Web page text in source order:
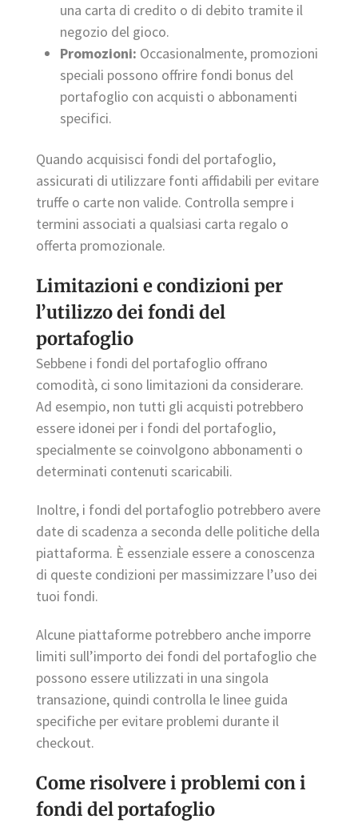
una carta di credito o di debito tramite il
negozio del gioco.
Promozioni: Occasionalmente, promozioni
speciali possono offrire fondi bonus del
portafoglio con acquisti o abbonamenti
specifici.
Quando acquisisci fondi del portafoglio,
assicurati di utilizzare fonti affidabili per evitare
truffe o carte non valide. Controlla sempre i
termini associati a qualsiasi carta regalo o
offerta promozionale.
Limitazioni e condizioni per
l’utilizzo dei fondi del
portafoglio
Sebbene i fondi del portafoglio offrano
comodità, ci sono limitazioni da considerare.
Ad esempio, non tutti gli acquisti potrebbero
essere idonei per i fondi del portafoglio,
specialmente se coinvolgono abbonamenti o
determinati contenuti scaricabili.
Inoltre, i fondi del portafoglio potrebbero avere
date di scadenza a seconda delle politiche della
piattaforma. È essenziale essere a conoscenza
di queste condizioni per massimizzare l’uso dei
tuoi fondi.
Alcune piattaforme potrebbero anche imporre
limiti sull’importo dei fondi del portafoglio che
possono essere utilizzati in una singola
transazione, quindi controlla le linee guida
specifiche per evitare problemi durante il
checkout.
Come risolvere i problemi con i
fondi del portafoglio